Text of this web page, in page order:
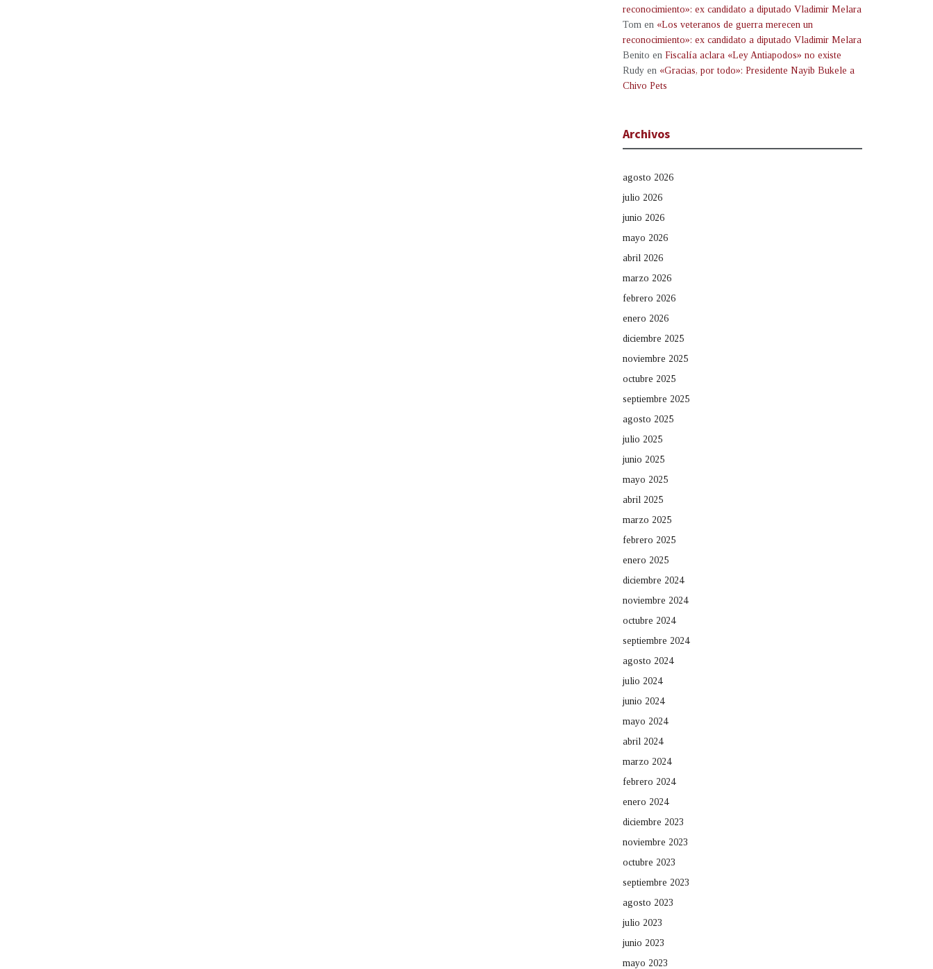
reconocimiento»: ex candidato a diputado Vladimir Melara
Tom en «Los veteranos de guerra merecen un
reconocimiento»: ex candidato a diputado Vladimir Melara
Benito en Fiscalía aclara «Ley Antiapodos» no existe
Rudy en «Gracias, por todo»: Presidente Nayib Bukele a
Chivo Pets
Archivos
agosto 2026
julio 2026
junio 2026
mayo 2026
abril 2026
marzo 2026
febrero 2026
enero 2026
diciembre 2025
noviembre 2025
octubre 2025
septiembre 2025
agosto 2025
julio 2025
junio 2025
mayo 2025
abril 2025
marzo 2025
febrero 2025
enero 2025
diciembre 2024
noviembre 2024
octubre 2024
septiembre 2024
agosto 2024
julio 2024
junio 2024
mayo 2024
abril 2024
marzo 2024
febrero 2024
enero 2024
diciembre 2023
noviembre 2023
octubre 2023
septiembre 2023
agosto 2023
julio 2023
junio 2023
mayo 2023